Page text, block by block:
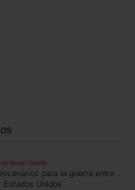
Medio Oriente
para la guerra entre
Estados Unidos